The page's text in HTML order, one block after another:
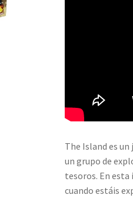
The Island es
un grupo de
tesoros. En esta
cuando estáis